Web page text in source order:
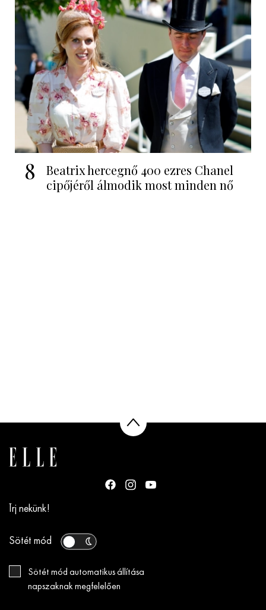
8
Beatrix hercegnő 400 ezres Chanel
cipőjéről álmodik most minden nő
Írj nekünk!
Sötét mód
Sötét mód automatikus állítása
napszaknak megfelelően